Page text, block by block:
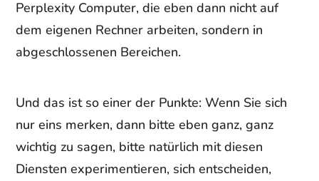
Perplexity Computer, die eben dann nicht auf
dem eigenen Rechner arbeiten, sondern in
abgeschlossenen Bereichen.
Und das ist so einer der Punkte: Wenn Sie sich
nur eins merken, dann bitte eben ganz, ganz
wichtig zu sagen, bitte natürlich mit diesen
Diensten experimentieren, sich entscheiden,